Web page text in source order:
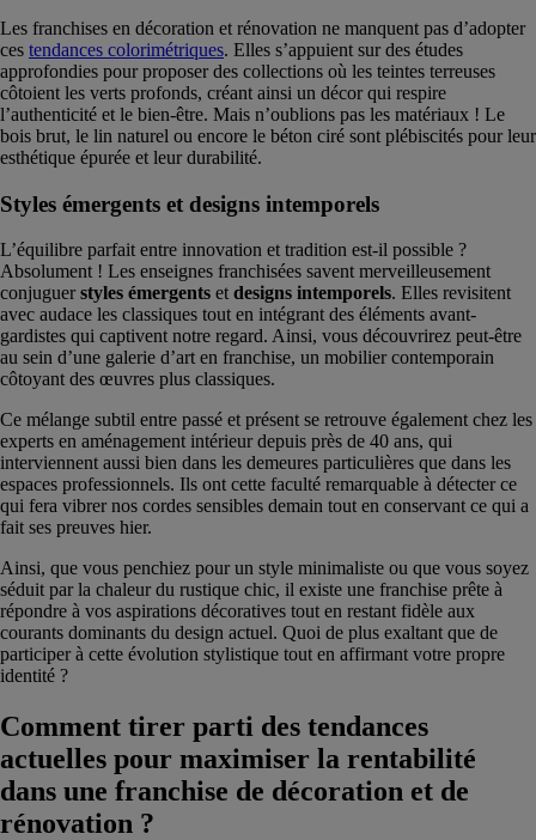
Les franchises en décoration et rénovation ne manquent pas d’adopter
ces tendances colorimétriques. Elles s’appuient sur des études
approfondies pour proposer des collections où les teintes terreuses
côtoient les verts profonds, créant ainsi un décor qui respire
l’authenticité et le bien-être. Mais n’oublions pas les matériaux ! Le
bois brut, le lin naturel ou encore le béton ciré sont plébiscités pour leur
esthétique épurée et leur durabilité.
Styles émergents et designs intemporels
L’équilibre parfait entre innovation et tradition est-il possible ?
Absolument ! Les enseignes franchisées savent merveilleusement
conjuguerstyles émergents et designs intemporels. Elles revisitent
avec audace les classiques tout en intégrant des éléments avant-
gardistes qui captivent notre regard. Ainsi, vous découvrirez peut-être
au sein d’une galerie d’art en franchise, un mobilier contemporain
côtoyant des œuvres plus classiques.
Ce mélange subtil entre passé et présent se retrouve également chez les
experts en aménagement intérieur depuis près de 40 ans, qui
interviennent aussi bien dans les demeures particulières que dans les
espaces professionnels. Ils ont cette faculté remarquable à détecter ce
qui fera vibrer nos cordes sensibles demain tout en conservant ce qui a
fait ses preuves hier.
Ainsi, que vous penchiez pour un style minimaliste ou que vous soyez
séduit par la chaleur du rustique chic, il existe une franchise prête à
répondre à vos aspirations décoratives tout en restant fidèle aux
courants dominants du design actuel. Quoi de plus exaltant que de
participer à cette évolution stylistique tout en affirmant votre propre
identité ?
Comment tirer parti des tendances
actuelles pour maximiser la rentabilité
dans une franchise de décoration et de
rénovation ?